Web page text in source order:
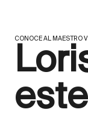
CONOCE AL MAESTRO